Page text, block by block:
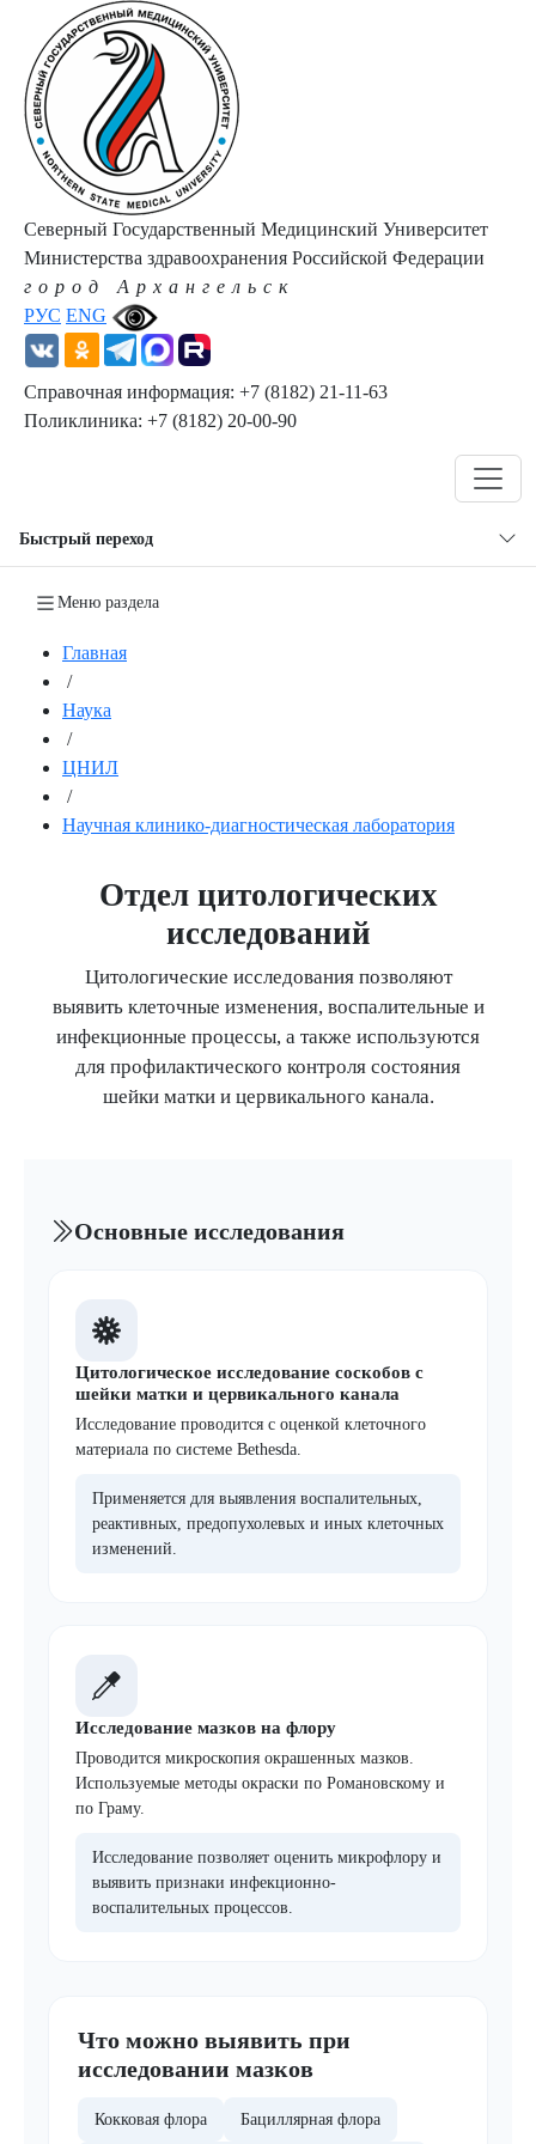
РУС ENG
Северный Государственный Медицинский Университет
Министерства здравоохранения Российской Федерации
город Архангельск
Справочная информация: +7 (8182) 21-11-63
Поликлиника: +7 (8182) 20-00-90
Быстрый переход
Меню раздела
Главная
/
Наука
/
ЦНИЛ
/
Научная клинико-диагностическая лаборатория
Отдел цитологических
исследований
Цитологические исследования позволяют
выявить клеточные изменения, воспалительные и
инфекционные процессы, а также используются
для профилактического контроля состояния
шейки матки и цервикального канала.
Основные исследования
Цитологическое исследование соскобов с
шейки матки и цервикального канала
Исследование проводится с оценкой клеточного
материала по системе Bethesda.
Применяется для выявления воспалительных,
реактивных, предопухолевых и иных клеточных
изменений.
Исследование мазков на флору
Проводится микроскопия окрашенных мазков.
Используемые методы окраски по Романовскому и
по Граму.
Исследование позволяет оценить микрофлору и
выявить признаки инфекционно-
воспалительных процессов.
Что можно выявить при
исследовании мазков
Кокковая флора Бациллярная флора